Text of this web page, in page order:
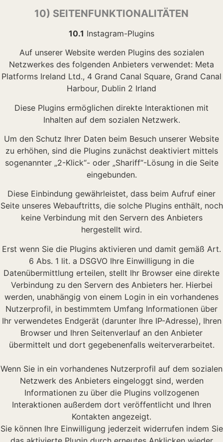
10) SEITENFUNKTIONALITÄTEN
10.1 Instagram-Plugins
Auf unserer Website werden Plugins des sozialen
Netzwerkes des folgenden Anbieters verwendet: Meta
Platforms Ireland Ltd., 4 Grand Canal Square, Grand Canal
Harbour, Dublin 2 Irland
Diese Plugins ermöglichen direkte Interaktionen mit
Inhalten auf dem sozialen Netzwerk.
Um den Schutz Ihrer Daten beim Besuch unserer Website
zu erhöhen, sind die Plugins zunächst deaktiviert mittels
sogenannter „2-Klick“- oder „Shariff“-Lösung in die Seite
eingebunden.
Diese Einbindung gewährleistet, dass beim Aufruf einer
Seite unseres Webauftritts, die solche Plugins enthält, noch
keine Verbindung mit den Servern des Anbieters
hergestellt wird.
Erst wenn Sie die Plugins aktivieren und damit gemäß Art.
6 Abs. 1 lit. a DSGVO Ihre Einwilligung in die
Datenübermittlung erteilen, stellt Ihr Browser eine direkte
Verbindung zu den Servern des Anbieters her. Hierbei
werden, unabhängig von einem Login in ein vorhandenes
Nutzerprofil, in bestimmtem Umfang Informationen über
Ihr verwendetes Endgerät (darunter Ihre IP-Adresse), Ihren
Browser und Ihren Seitenverlauf an den Anbieter
übermittelt und dort gegebenenfalls weiterverarbeitet.
Wenn Sie in ein vorhandenes Nutzerprofil auf dem sozialen
Netzwerk des Anbieters eingeloggt sind, werden
Informationen zu über die Plugins vollzogenen
Interaktionen außerdem dort veröffentlicht und Ihren
Kontakten angezeigt.
Sie können Ihre Einwilligung jederzeit widerrufen indem Sie